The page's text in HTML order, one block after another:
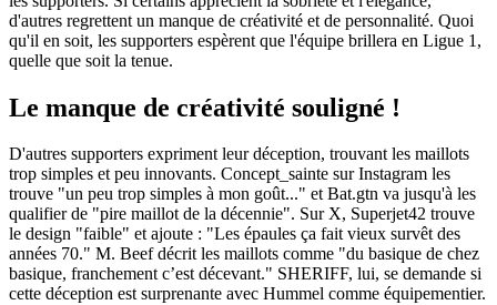
d'autres regrettent un manque de créativité et de personnalité. Quoi
qu'il en soit, les supporters espèrent que l'équipe brillera en Ligue 1,
quelle que soit la tenue.
Le manque de créativité souligné !
D'autres supporters expriment leur déception, trouvant les maillots
trop simples et peu innovants. Concept_sainte sur Instagram les
trouve "un peu trop simples à mon goût..." et Bat.gtn va jusqu'à les
qualifier de "pire maillot de la décennie". Sur X, Superjet42 trouve
le design "faible" et ajoute : "Les épaules ça fait vieux survêt des
années 70." M. Beef décrit les maillots comme "du basique de chez
basique, franchement c’est décevant." SHERIFF, lui, se demande si
cette déception est surprenante avec Hummel comme équipementier.